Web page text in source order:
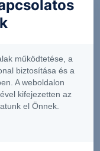
Erste
államkötvények
Ismét előtérbe
és ennek
az amerikai
működtetése, a
biztosítása és a
A weboldalon
kifejezetten az
el Önnek.